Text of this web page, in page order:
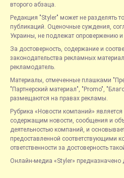
второго абзаца.
Редакция "Styler" может не разделять
публикаций. Оценочные суждения,
Украины, не подлежат опровержению
За достоверность, содержание и
законодательства рекламных
рекламодатель.
Материалы, отмеченные плашками
"Партнерский материал", "Promo",
размещаются на правах рекламы.
Рубрика «Новости компаний»
содержащим новости, сообщения и
деятельностью компаний, и
предоставленной соответствующими
ответственности за достоверность
Онлайн-медиа «Styler» предназначено